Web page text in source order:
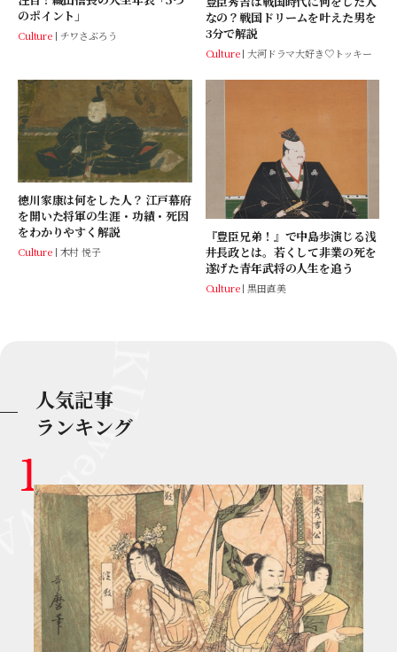
のポイント」
Culture チワさぶろう
なの？戦国ドリームを叶えた男を
3分で解説
Culture 大河ドラマ大好き♡トッキー
徳川家康は何をした人？ 江戸幕府
を開いた将軍の生涯・功績・死因
をわかりやすく解説
Culture 木村 悦子
『豊臣兄弟！』で中島歩演じる浅
井長政とは。若くして非業の死を
遂げた青年武将の人生を追う
Culture 黒田直美
人気記事
ランキング